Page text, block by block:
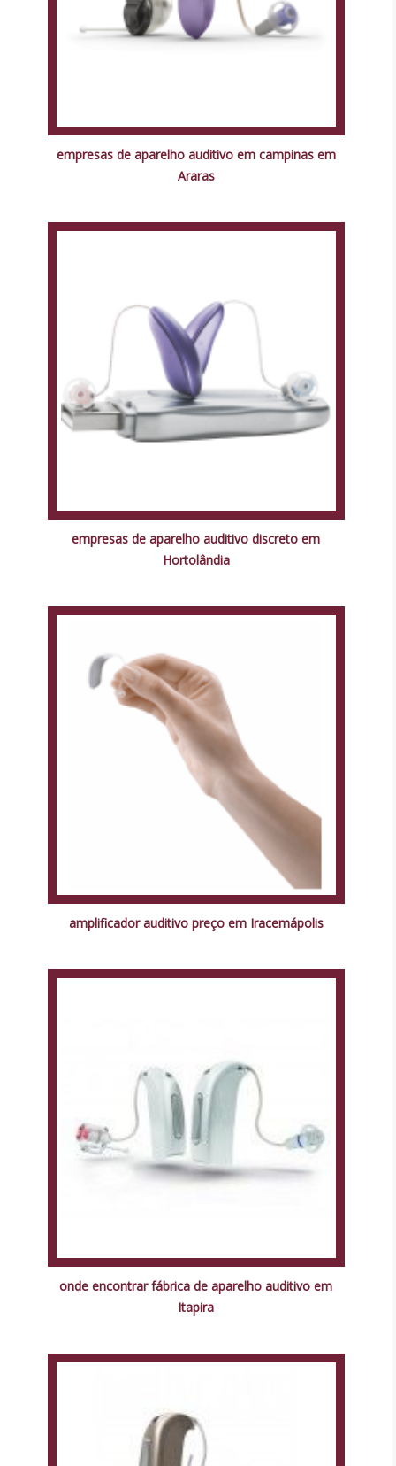
empresas de aparelho auditivo em campinas em
Araras
empresas de aparelho auditivo discreto em
Hortolândia
amplificador auditivo preço em Iracemápolis
onde encontrar fábrica de aparelho auditivo em
Itapira